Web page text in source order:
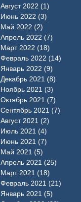
Август 2022 (1)
Июнь 2022 (3)
Май 2022 (2)
Апрель 2022 (7)
Март 2022 (18)
Февраль 2022 (14)
Январь 2022 (9)
Декабрь 2021 (8)
Ноябрь 2021 (3)
Октябрь 2021 (7)
Сентябрь 2021 (7)
Август 2021 (2)
Июль 2021 (4)
Июнь 2021 (7)
Май 2021 (5)
Апрель 2021 (25)
Март 2021 (18)
Февраль 2021 (21)
Январь 2021 (5)